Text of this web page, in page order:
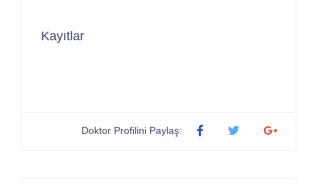
Kayıtlar
Doktor Profilini Paylaş: